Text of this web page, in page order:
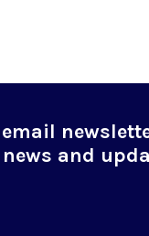
and